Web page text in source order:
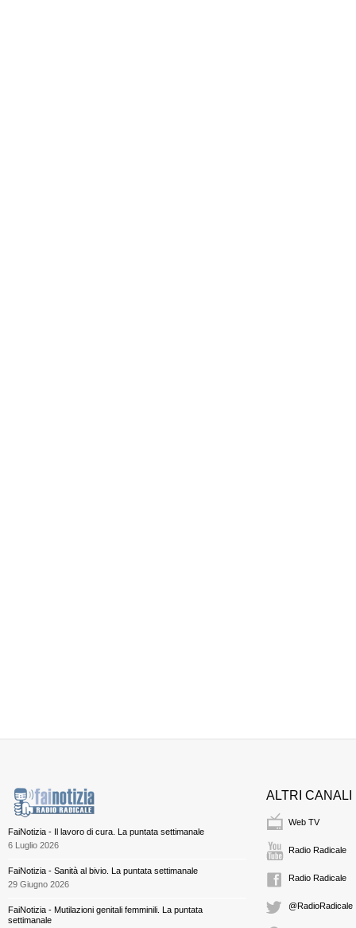
FaiNotizia - Il lavoro di cura. La puntata settimanale
6 Luglio 2026
FaiNotizia - Sanità al bivio. La puntata settimanale
29 Giugno 2026
FaiNotizia - Mutilazioni genitali femminili. La puntata
settimanale
ALTRI CANALI
Web TV
Radio Radicale
Radio Radicale
@RadioRadicale